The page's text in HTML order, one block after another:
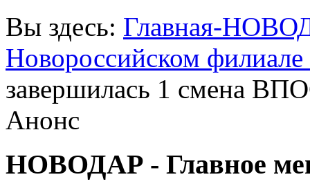
Вы здесь: Главная-
Новороссийском
завершилась 1 смена
Анонс
НОВОДАР - Главное